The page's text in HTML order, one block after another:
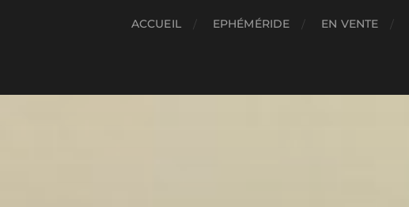
ACCUEIL EPHÉMÉRIDE EN VENTE